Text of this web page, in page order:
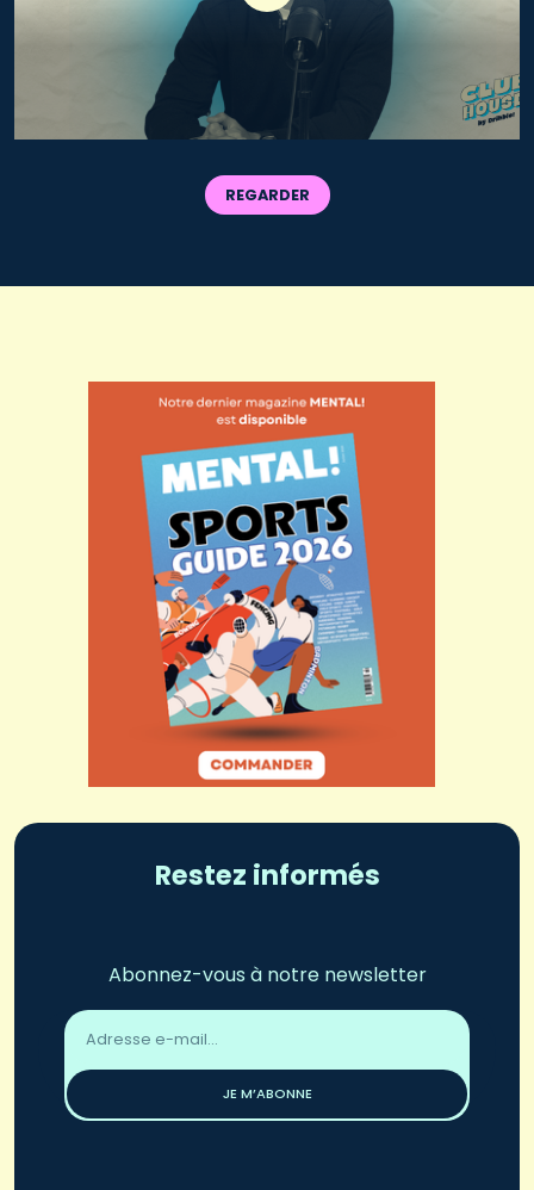
REGARDER
Restez informés
Abonnez-vous à notre newsletter
Adresse
email
JE M’ABONNE